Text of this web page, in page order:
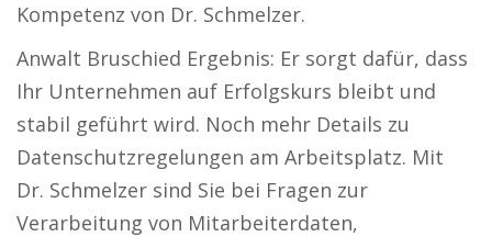
Kompetenz von Dr. Schmelzer.
Anwalt Bruschied Ergebnis: Er sorgt dafür, dass
Ihr Unternehmen auf Erfolgskurs bleibt und
stabil geführt wird. Noch mehr Details zu
Datenschutzregelungen am Arbeitsplatz. Mit
Dr. Schmelzer sind Sie bei Fragen zur
Verarbeitung von Mitarbeiterdaten,